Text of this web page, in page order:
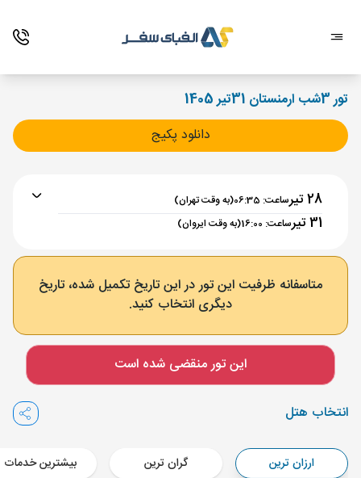
تور 3شب ارمنستان 31تیر 1405
دانلود پکیج
28 تیر ساعت: 06:35 (به وقت تهران)
31 تیر ساعت: 16:00 (به وقت ایروان)
برنامه رفت :
فرودگاه بین‌المللی امام خمینی IKA
ایروان , فرودگاه بین‌المللی زوارتنوتس EVN
مدت پرواز :02:00
تهران , فرودگاه بین‌المللی امام خمینی IKA
متاسفانه ظرفیت این تور در این تاریخ تکمیل شده، تاریخ
دیگری انتخاب کنید.
این تور منقضی شده است
انتخاب هتل
ارزان ترین گران ترین بیشترین خدمات